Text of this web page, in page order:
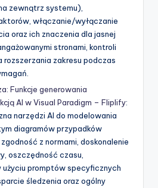
zewnątrz systemu),
włączanie/wyłączanie
oraz ich znaczenia dla jasnej
stronami, kontroli
rozszerzania zakresu podczas
Funkcje generowania
AI w Visual Paradigm – Fliplify:
narzędzi AI do modelowania
diagramów przypadków
z normami, doskonalenie
oszczędność czasu,
użyciu promptów specyficznych
śledzenia oraz ogólny